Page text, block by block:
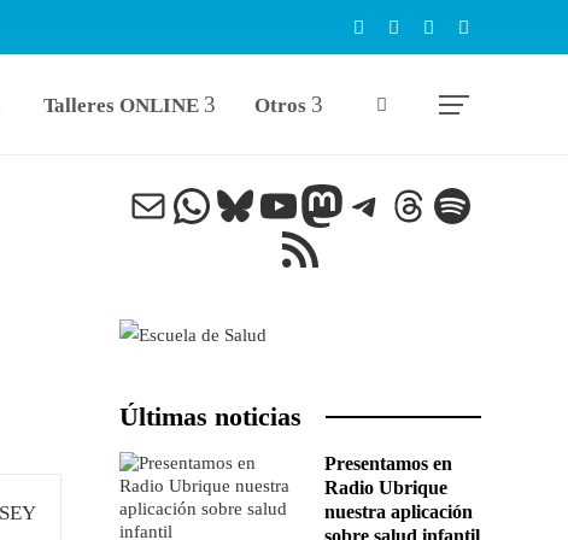
Talleres ONLINE Otros
Correo electrónico
WhatsApp
Bluesky
YouTube
Mastodon
Telegram
Threads
Spotify
Feed RSS
Últimas noticias
Presentamos en
Radio Ubrique
nuestra aplicación
sobre salud infantil